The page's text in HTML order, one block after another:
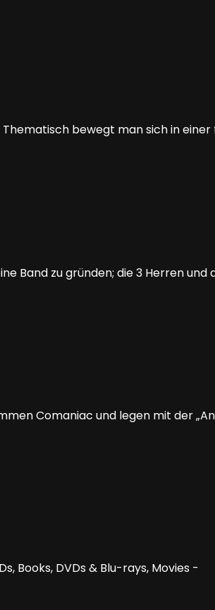
bewegt man sich in
Band zu gründen; die 3 Herren und
Comaniac und legen mit der
Books, DVDs & Blu-rays, Movies -